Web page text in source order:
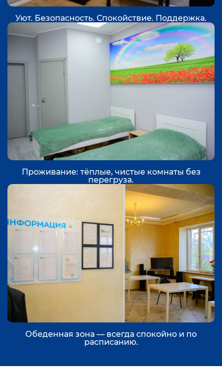
Уют. Безопасность. Спокойствие. Поддержка.
Проживание: тёплые, чистые комнаты без
перегруза.
Обеденная зона — всегда спокойно и по
расписанию.